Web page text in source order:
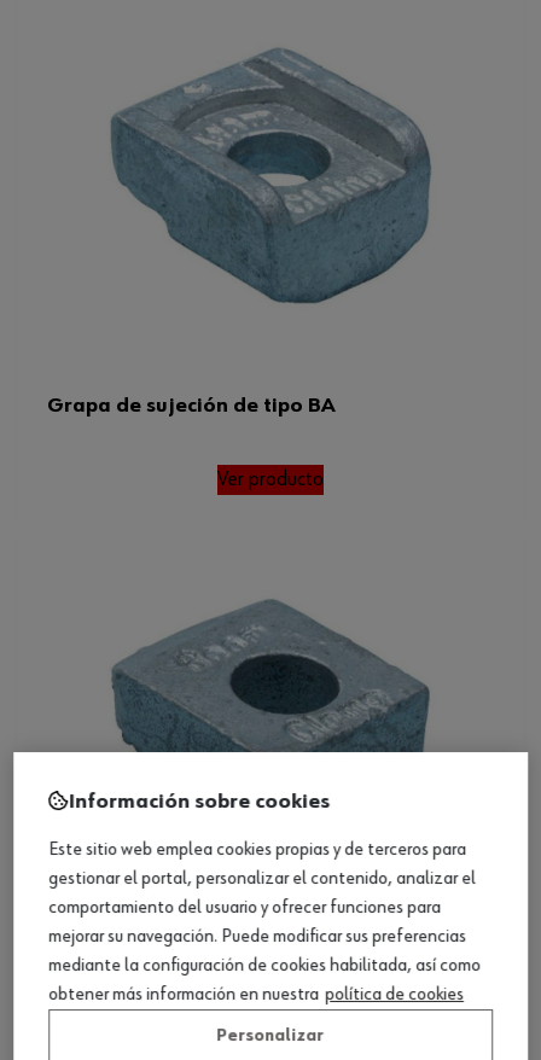
Grapa de sujeción de tipo BA
Ver producto
Grapa de sujeción, tipo BW
Ver producto
Información sobre cookies
Este sitio web emplea cookies propias y de terceros para
gestionar el portal, personalizar el contenido, analizar el
comportamiento del usuario y ofrecer funciones para
mejorar su navegación. Puede modificar sus preferencias
mediante la configuración de cookies habilitada, así como
obtener más información en nuestra política de cookies
Personalizar